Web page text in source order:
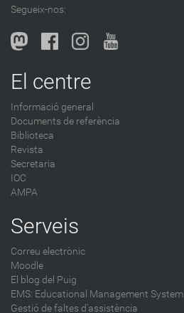
Segueix-nos:
El centre
Informació general
Documents de referència
Biblioteca
Revista
Secretaria
IOC
AMPA
Serveis
Correu electrònic
Moodle
El blog del Puig
EMS: Educational Management System
Gestió de faltes d'assistència